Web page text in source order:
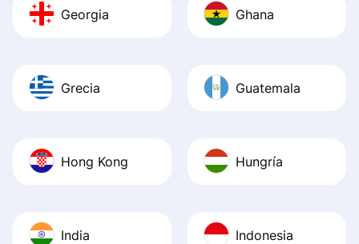
Georgia Ghana
Grecia Guatemala
Hong Kong Hungría
India Indonesia